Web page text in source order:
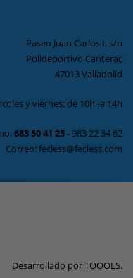
Paseo Juan Carlos I, s/n
Polideportivo Canterac
47013 Valladolid
y viernes: de 10h -a 14h
683 50 41 25-983 22 34 62
Correo: fecless@fecless.com
Desarrollado porTOOOLS.